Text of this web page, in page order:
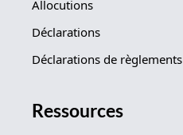
Allocutions
Déclarations
Déclarations de règlements
Ressources